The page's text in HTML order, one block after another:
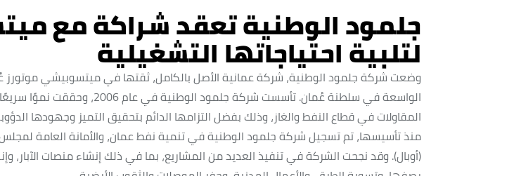
جلمود الوطنية تعقد شراكة مع
لتلبية احتياجاتها التشغيلية
وضعت شركة جلمود الوطنية، شركة عمانية الأصل بالكامل، ثقتها في ميتسوبيشي موتورز
الواسعة في سلطنة عُمان. تأسست شركة
المقاولات في قطاع النفط والغاز، وذلك بفضل التزامها الدائم بتحقيق التميز وجهودها
منذ تأسيسها، تم تسجيل شركة جلمود الوطنية في تنمية نفط عمان، والأمانة العامة لمجلس
(أوبال). وقد نجحت الشركة في تنفيذ العديد من المشاريع، بما في ذلك إنشاء منصات الآبار،